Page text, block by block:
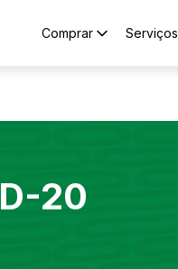
Comprar Serviços
D-20